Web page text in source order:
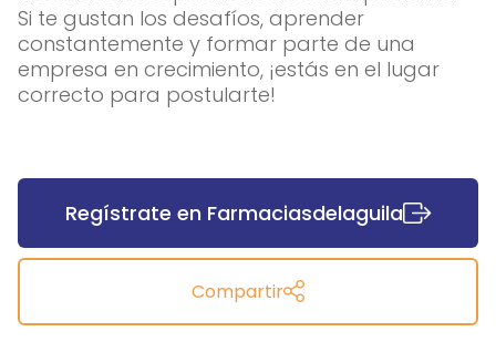
Si te gustan los desafíos, aprender
constantemente y formar parte de una
empresa en crecimiento, ¡estás en el lugar
correcto para postularte!
Regístrate en Farmaciasdelaguila
Compartir